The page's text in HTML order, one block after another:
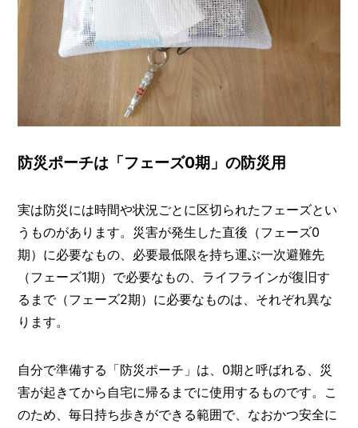
防災ポーチは「フェーズ0期」の防災用
実は防災には時間や状況ごとに区切られたフェーズとい
うものがあります。災害が発生した直後（フェーズ0
期）に必要なもの、必要最低限を持ち運ぶ一次避難先
（フェーズ1期）で必要なもの、ライフラインが復旧す
るまで（フェーズ2期）に必要なものは、それぞれ異な
ります。
自分で準備する「防災ポーチ」は、0期と呼ばれる、災
害が起きてから自宅に帰るまでに使用するものです。こ
のため、毎日持ち歩きができる範囲で、なおかつ安全に